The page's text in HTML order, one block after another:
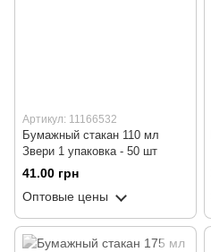
Артикул: 11166532
Бумажный стакан 110 мл
Звери 1 упаковка - 50 шт
41.00 грн
Оптовые цены